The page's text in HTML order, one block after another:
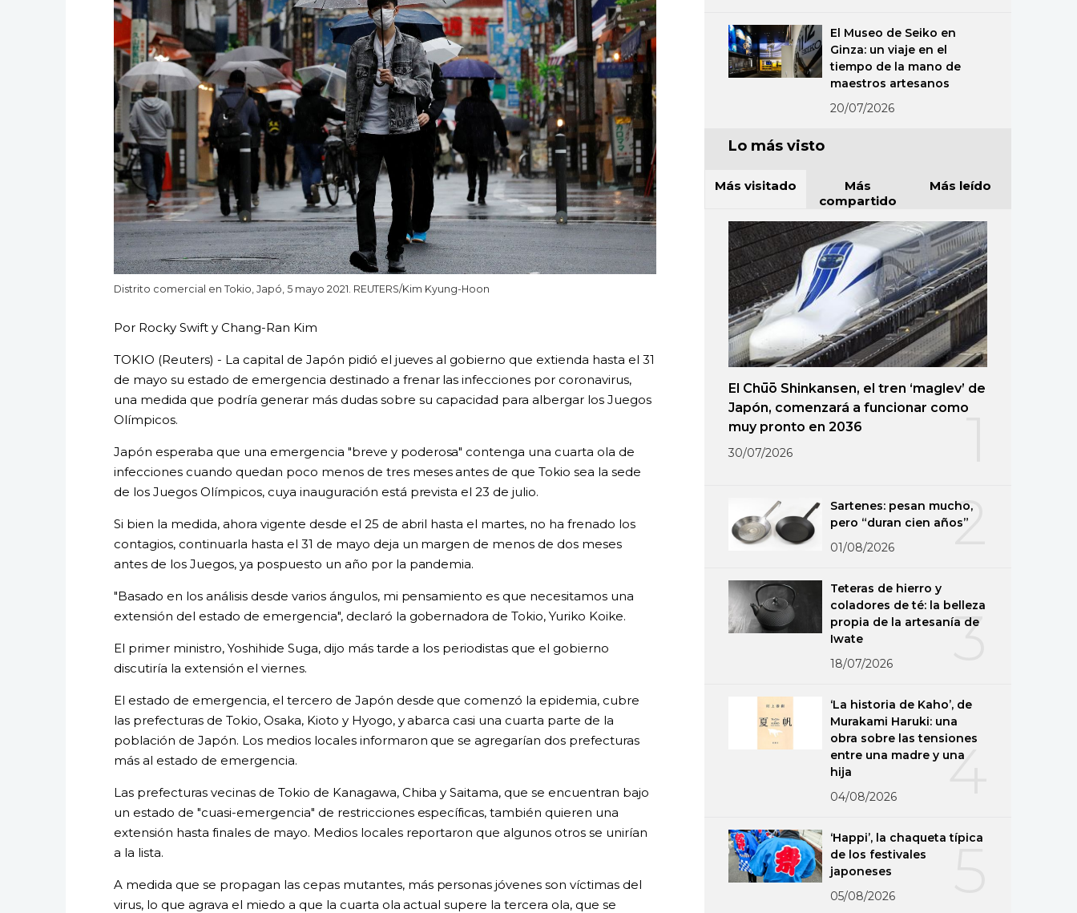
Distrito comercial en Tokio, Japó, 5 mayo 2021. REUTERS/Kim Kyung-Hoon
Por Rocky Swift y Chang-Ran Kim
TOKIO (Reuters) - La capital de Japón pidió el jueves al gobierno que extienda hasta el 31
de mayo su estado de emergencia destinado a frenar las infecciones por coronavirus,
una medida que podría generar más dudas sobre su capacidad para albergar los Juegos
Olímpicos.
Japón esperaba que una emergencia "breve y poderosa" contenga una cuarta ola de
infecciones cuando quedan poco menos de tres meses antes de que Tokio sea la sede
de los Juegos Olímpicos, cuya inauguración está prevista el 23 de julio.
Si bien la medida, ahora vigente desde el 25 de abril hasta el martes, no ha frenado los
contagios, continuarla hasta el 31 de mayo deja un margen de menos de dos meses
antes de los Juegos, ya pospuesto un año por la pandemia.
"Basado en los análisis desde varios ángulos, mi pensamiento es que necesitamos una
extensión del estado de emergencia", declaró la gobernadora de Tokio, Yuriko Koike.
El primer ministro, Yoshihide Suga, dijo más tarde a los periodistas que el gobierno
discutiría la extensión el viernes.
El estado de emergencia, el tercero de Japón desde que comenzó la epidemia, cubre
las prefecturas de Tokio, Osaka, Kioto y Hyogo, y abarca casi una cuarta parte de la
población de Japón. Los medios locales informaron que se agregarían dos prefecturas
más al estado de emergencia.
Las prefecturas vecinas de Tokio de Kanagawa, Chiba y Saitama, que se encuentran bajo
un estado de "cuasi-emergencia" de restricciones específicas, también quieren una
extensión hasta finales de mayo. Medios locales reportaron que algunos otros se unirían
a la lista.
A medida que se propagan las cepas mutantes, más personas jóvenes son víctimas del
virus, lo que agrava el miedo a que la cuarta ola actual supere la tercera ola, que se
El Museo de Seiko en
Ginza: un viaje en el
tiempo de la mano de
maestros artesanos
20/07/2026
Lo más visto
Más visitado
Más
compartido
Más leído
El Chūō Shinkansen, el tren ‘maglev’ de
Japón, comenzará a funcionar como
muy pronto en 2036
30/07/2026
2
Sartenes: pesan mucho,
pero “duran cien años”
01/08/2026
3
Teteras de hierro y
coladores de té: la belleza
propia de la artesanía de
Iwate
18/07/2026
4
‘La historia de Kaho’, de
Murakami Haruki: una
obra sobre las tensiones
entre una madre y una
hija
04/08/2026
5
‘Happi’, la chaqueta típica
de los festivales
japoneses
05/08/2026